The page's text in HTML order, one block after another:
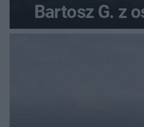
Bartosz G. z